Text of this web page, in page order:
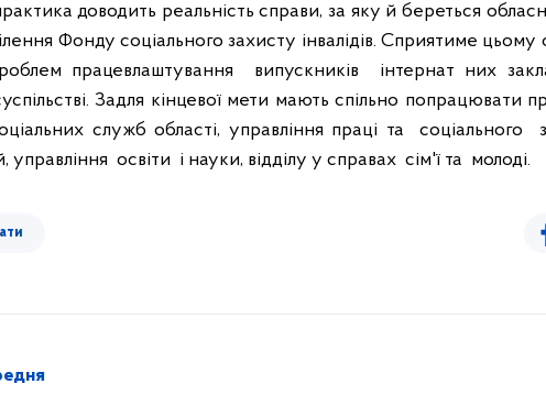
доводить реальність справи, за яку й береться
Фонду соціального захисту інвалідів. Сприятиме
працевлаштування випускників інтернат них
Задля кінцевої мети мають спільно попрацювати
служб області, управління праці та
управління освіти і науки, відділу у справах сім'ї та молоді.